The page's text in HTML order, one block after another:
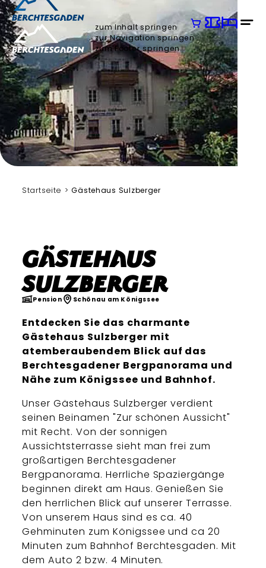
zum Inhalt springen
zur Navigation springen
zum Footer springen
Startseite Gästehaus Sulzberger
Gästehaus
Sulzberger
Pension Schönau am Königssee
Entdecken Sie das charmante
Gästehaus Sulzberger mit
atemberaubendem Blick auf das
Berchtesgadener Bergpanorama und
Nähe zum Königssee und Bahnhof.
Unser Gästehaus Sulzberger verdient
seinen Beinamen "Zur schönen Aussicht"
mit Recht. Von der sonnigen
Aussichtsterrasse sieht man frei zum
großartigen Berchtesgadener
Bergpanorama. Herrliche Spaziergänge
beginnen direkt am Haus. Genießen Sie
den herrlichen Blick auf unserer Terrasse.
Von unserem Haus sind es ca. 40
Gehminuten zum Königssee und ca 20
Minuten zum Bahnhof Berchtesgaden. Mit
dem Auto 2 bzw. 4 Minuten.